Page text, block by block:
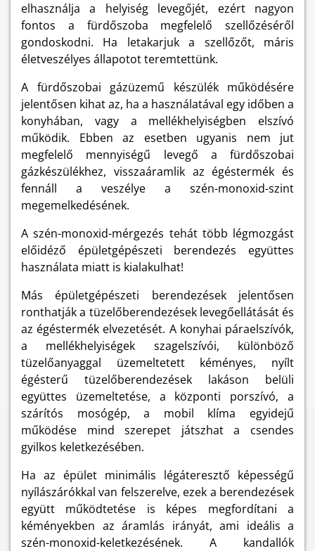
elhasználja a helyiség levegőjét, ezért nagyon
fontos a fürdőszoba megfelelő szellőzéséről
gondoskodni. Ha letakarjuk a szellőzőt, máris
életveszélyes állapotot teremtettünk.
A fürdőszobai gázüzemű készülék működésére
jelentősen kihat az, ha a használatával egy időben a
konyhában, vagy a mellékhelyiségben elszívó
működik. Ebben az esetben ugyanis nem jut
megfelelő mennyiségű levegő a fürdőszobai
gázkészülékhez, visszaáramlik az égéstermék és
fennáll a veszélye a szén-monoxid-szint
megemelkedésének.
A szén-monoxid-mérgezés tehát több légmozgást
előidéző épületgépészeti berendezés együttes
használata miatt is kialakulhat!
Más épületgépészeti berendezések jelentősen
ronthatják a tüzelőberendezések levegőellátását és
az égéstermék elvezetését. A konyhai páraelszívók,
a mellékhelyiségek szagelszívói, különböző
tüzelőanyaggal üzemeltetett kéményes, nyílt
égésterű tüzelőberendezések lakáson belüli
együttes üzemeltetése, a központi porszívó, a
szárítós mosógép, a mobil klíma egyidejű
működése mind szerepet játszhat a csendes
gyilkos keletkezésében.
Ha az épület minimális légáteresztő képességű
nyílászárókkal van felszerelve, ezek a berendezések
együtt működtetése is képes megfordítani a
kéményekben az áramlás irányát, ami ideális a
szén-monoxid-keletkezésének. A kandallók